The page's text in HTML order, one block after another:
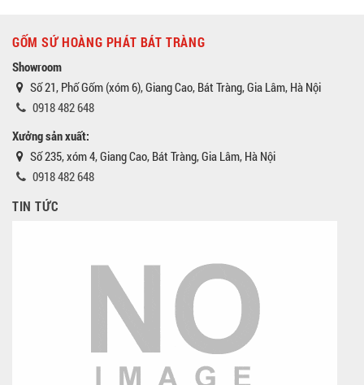
GỐM SỨ HOÀNG PHÁT BÁT TRÀNG
Showroom
Số 21, Phố Gốm (xóm 6), Giang Cao, Bát Tràng, Gia Lâm, Hà Nội
0918 482 648
Xưởng sản xuất:
Số 235, xóm 4, Giang Cao, Bát Tràng, Gia Lâm, Hà Nội
0918 482 648
TIN TỨC